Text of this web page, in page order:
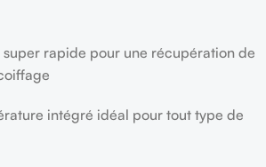
rapide pour une récupération de
intégré idéal pour tout type de